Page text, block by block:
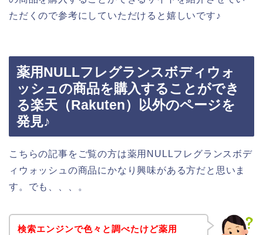
ただくので参考にしていただけると嬉しいです♪
薬用NULLフレグランスボディウォ
ッシュの商品を購入することができ
る楽天（Rakuten）以外のページを
発見♪
こちらの記事をご覧の方は薬用NULLフレグランスボデ
ィウォッシュの商品にかなり興味がある方だと思いま
す。でも、、、。
検索エンジンで色々と調べたけど薬用